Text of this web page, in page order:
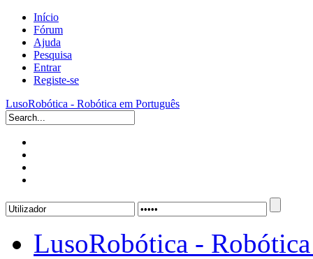
Início
Fórum
Ajuda
Pesquisa
Entrar
Registe-se
LusoRobótica - Robótica em Português
LusoRobótica -